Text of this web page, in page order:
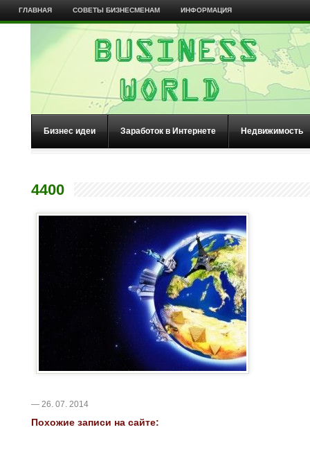
ГЛАВНАЯ СОВЕТЫ БИЗНЕСМЕНАМ ИНФОРМАЦИЯ
Бизнес идеи Заработок в Интернете Недвижимость
4400
— 26. 07. 2014
Похожие записи на сайте: